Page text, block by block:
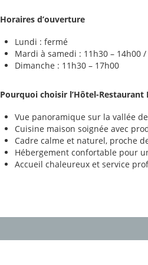
Horaires d’ouverture
Lundi : fermé
Mardi à samedi : 11h30 – 14h00
Dimanche : 11h30 – 17h00
Pourquoi choisir l’Hôtel-Restaurant
Vue panoramique sur la vallée
Cuisine maison soignée avec
Cadre calme et naturel, proche
Hébergement confortable pour
Accueil chaleureux et service